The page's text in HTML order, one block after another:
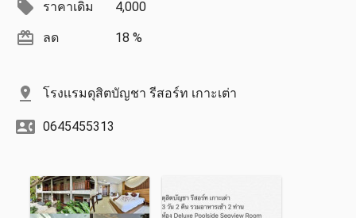
ราคาเดิม 4,000
ลด 18 %
โรงเเรมดุสิตบัญชา รีสอร์ท เกาะเต่า
0645455313